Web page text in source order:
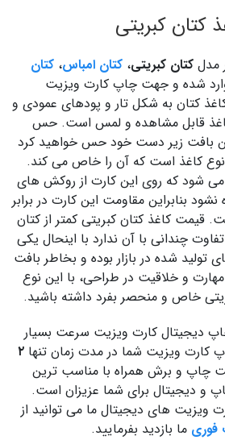
کتان کبریتی
مدل کتان کبریتی، کتان امباس، کتان
شده و جهت چاپ کارت ویزیت
کتان به شکل تار و پودهای عمودی و
کاغذ قابل مشاهده و لمس است. حس
بافت زیر دست خود حس خواهید کرد
کاغذ است که آن را خاص می کند.
شود که روی این کارت از روکش های
بنابراین مقاومت این کارت در برابر
قیمت کاغذ کتان کبریتی کمتر از کتان
چندانی با آن ندارد با اینحال یکی
تولید شده در بازار بوده و بخاطر بافت
و خلاقیت در طراحی، با این نوع
خاص و منحصر بفرد داشته باشید.
دیجیتال کارت ویزیت سرعت بسیار
کارت ویزیت شما در مدت زمان تنها ۲
چاپ و برش همراه با مناسب ترین
و دیجیتال برای شما عزیزان است.
های دیجیتال ما می توانید از
فوری ما بازدید بفرمایید.